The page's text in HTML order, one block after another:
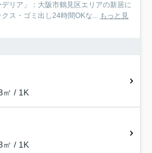
デリア」：大阪市鶴見区エリアの新居に
ス・ゴミ出し24時間OKな... もっと見
㎡ / 1K
㎡ / 1K